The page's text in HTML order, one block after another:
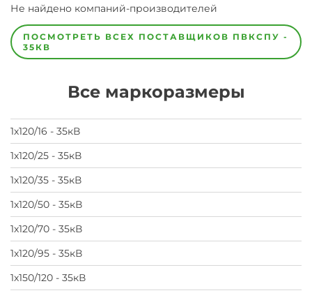
ЗаводЗавод-
предпочел
скрыть
свои
Не найдено компаний-производителей
ПОСМОТРЕТЬ ВСЕХ ПОСТАВЩИКОВ ПВКСПУ -
35КВ
Все маркоразмеры
1х120/16 - 35кВ
1х120/25 - 35кВ
1х120/35 - 35кВ
1х120/50 - 35кВ
1х120/70 - 35кВ
1х120/95 - 35кВ
1х150/120 - 35кВ